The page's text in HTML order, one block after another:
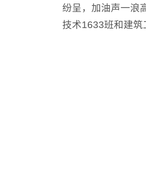
纷呈，加油声一浪
技术1633班和建筑